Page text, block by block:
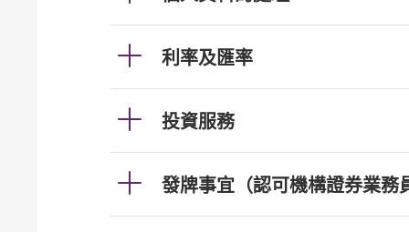
利率及匯率
投資服務
發牌事宜（認可機構證券業務